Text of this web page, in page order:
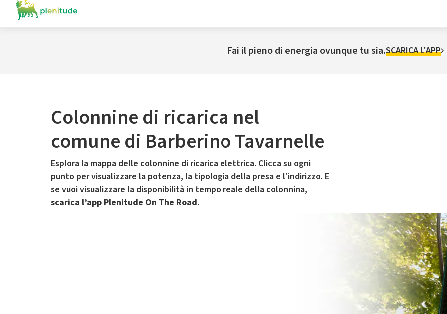
Fai il pieno di energia ovunque tu sia.SCARICA L'APP
Colonnine di ricarica nel
comune di Barberino Tavarnelle
Esplora la mappa delle colonnine di ricarica elettrica. Clicca su ogni
punto per visualizzare la potenza, la tipologia della presa e l’indirizzo. E
se vuoi visualizzare la disponibilità in tempo reale della colonnina,
scarica l’app Plenitude On The Road.
Il servizio di mobilità elettrica è gestito da Plenitude On The Road